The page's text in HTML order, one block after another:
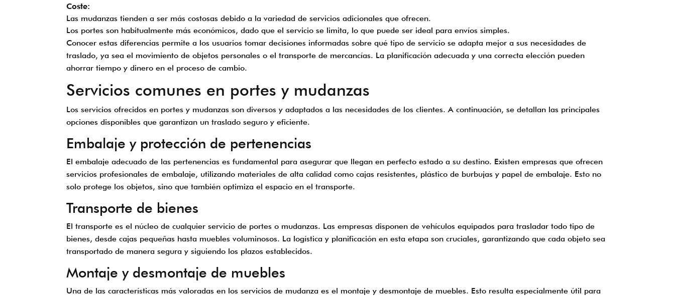
Coste:
Las mudanzas tienden a ser más costosas debido a la variedad de servicios adicionales que ofrecen.
Los portes son habitualmente más económicos, dado que el servicio se limita, lo que puede ser ideal para envíos simples.
Conocer estas diferencias permite a los usuarios tomar decisiones informadas sobre qué tipo de servicio se adapta mejor a sus necesidades de
traslado, ya sea el movimiento de objetos personales o el transporte de mercancías. La planificación adecuada y una correcta elección pueden
ahorrar tiempo y dinero en el proceso de cambio.
Servicios comunes en portes y mudanzas
Los servicios ofrecidos en portes y mudanzas son diversos y adaptados a las necesidades de los clientes. A continuación, se detallan las principales
opciones disponibles que garantizan un traslado seguro y eficiente.
Embalaje y protección de pertenencias
El embalaje adecuado de las pertenencias es fundamental para asegurar que llegan en perfecto estado a su destino. Existen empresas que ofrecen
servicios profesionales de embalaje, utilizando materiales de alta calidad como cajas resistentes, plástico de burbujas y papel de embalaje. Esto no
solo protege los objetos, sino que también optimiza el espacio en el transporte.
Transporte de bienes
El transporte es el núcleo de cualquier servicio de portes o mudanzas. Las empresas disponen de vehículos equipados para trasladar todo tipo de
bienes, desde cajas pequeñas hasta muebles voluminosos. La logística y planificación en esta etapa son cruciales, garantizando que cada objeto sea
transportado de manera segura y siguiendo los plazos establecidos.
Montaje y desmontaje de muebles
Una de las características más valoradas en los servicios de mudanza es el montaje y desmontaje de muebles. Esto resulta especialmente útil para